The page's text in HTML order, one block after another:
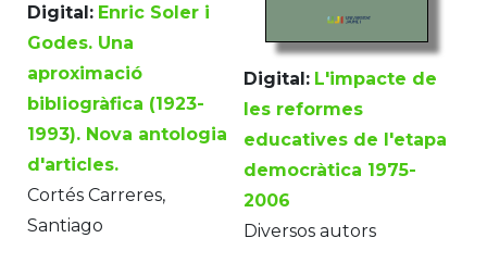
Digital: Enric Soler i
Godes. Una
aproximació
bibliogràfica (1923-
1993). Nova antologia
d'articles.
Cortés Carreres,
Santiago
Digital: L'impacte de
les reformes
educatives de l'etapa
democràtica 1975-
2006
Diversos autors